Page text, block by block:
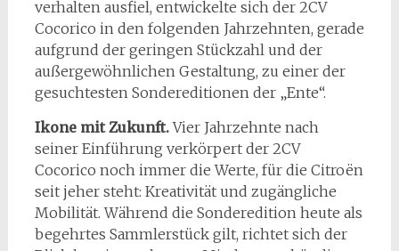
verhalten ausfiel, entwickelte sich der 2CV
Cocorico in den folgenden Jahrzehnten, gerade
aufgrund der geringen Stückzahl und der
außergewöhnlichen Gestaltung, zu einer der
gesuchtesten Sondereditionen der „Ente“.
Ikone mit Zukunft.Vier Jahrzehnte nach
seiner Einführung verkörpert der 2CV
Cocorico noch immer die Werte, für die Citroën
seit jeher steht: Kreativität und zugängliche
Mobilität. Während die Sonderedition heute als
begehrtes Sammlerstück gilt, richtet sich der